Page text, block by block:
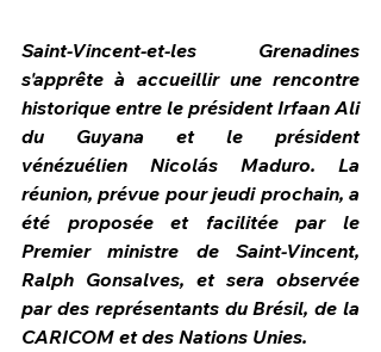
HPN Live
Saint-Vincent-et-les Grenadines
s'apprête à accueillir une rencontre
historique entre le président Irfaan Ali
du Guyana et le président
vénézuélien Nicolás Maduro. La
réunion, prévue pour jeudi prochain, a
été proposée et facilitée par le
Premier ministre de Saint-Vincent,
Ralph Gonsalves, et sera observée
par des représentants du Brésil, de la
CARICOM et des Nations Unies.